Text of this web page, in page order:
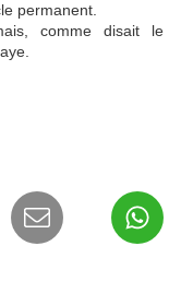
permanent.
comme disait le